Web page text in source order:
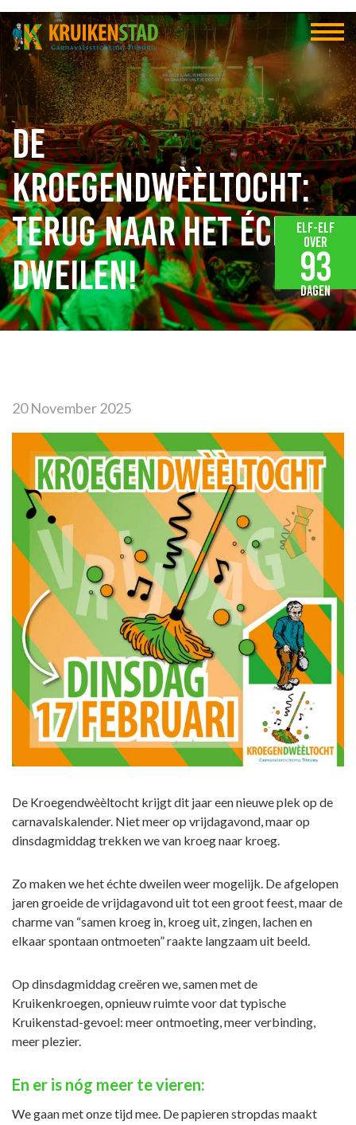
De
Kroegendwèèltocht:
terug naar het échte
dweilen!
20 November 2025
De Kroegendwèèltocht krijgt dit jaar een nieuwe plek op de
carnavalskalender. Niet meer op vrijdagavond, maar op
dinsdagmiddag trekken we van kroeg naar kroeg.
Zo maken we het échte dweilen weer mogelijk. De afgelopen
jaren groeide de vrijdagavond uit tot een groot feest, maar de
charme van “samen kroeg in, kroeg uit, zingen, lachen en
elkaar spontaan ontmoeten” raakte langzaam uit beeld.
Op dinsdagmiddag creëren we, samen met de
Kruikenkroegen, opnieuw ruimte voor dat typische
Kruikenstad-gevoel: meer ontmoeting, meer verbinding,
meer plezier.
En er is nóg meer te vieren:
We gaan met onze tijd mee. De papieren stropdas maakt
Elf-elf
over
93
dagen